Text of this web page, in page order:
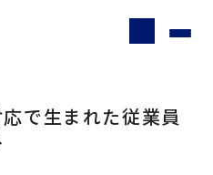
で生まれた従業員